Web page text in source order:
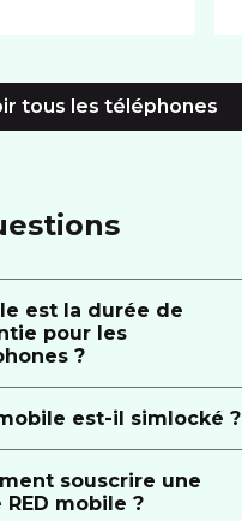
tous les téléphones
est la durée de
pour les
?
est-il simlocké ?
souscrire une
mobile ?